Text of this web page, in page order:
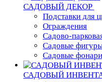
САДОВЫЙ ДЕКОР
Подставки для
Ограждения
Садово-
Садовые
Садовые
САДОВЫЙ